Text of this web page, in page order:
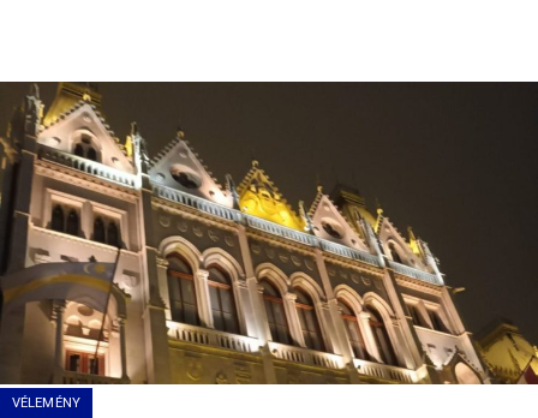
VÉLEMÉNY